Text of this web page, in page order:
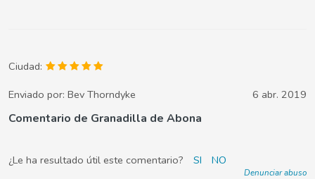
Ciudad:
Enviado por: Bev Thorndyke 6 abr. 2019
Comentario de Granadilla de Abona
¿Le ha resultado útil este comentario? SI NO
Denunciar abuso